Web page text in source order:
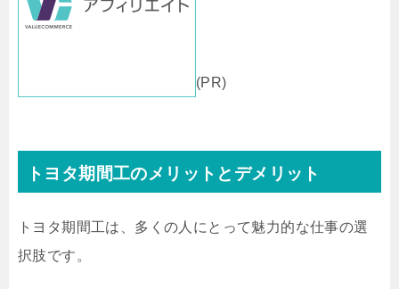
(PR)
トヨタ期間工のメリットとデメリット
トヨタ期間工は、多くの人にとって魅力的な仕事の選
択肢です。